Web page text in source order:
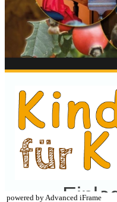
powered by Advanced iFrame